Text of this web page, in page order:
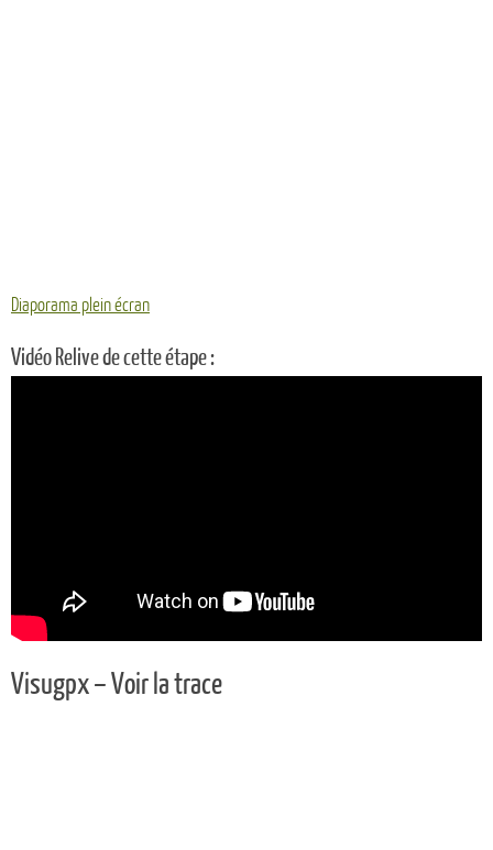
Diaporama plein écran
Vidéo Relive de cette étape :
Visugpx – Voir la trace